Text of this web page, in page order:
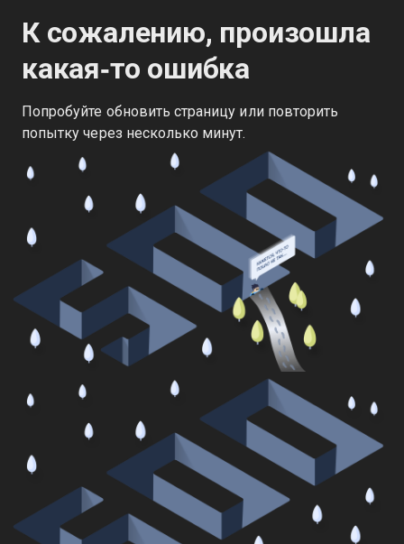
К сожалению, произошла
какая‑то ошибка
Попробуйте обновить страницу или повторить
попытку через несколько минут.